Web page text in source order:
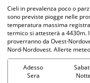
Cieli in prevalenza poco o
sono previste piogge nelle
temperatura massima
termico si attesterà a 4430m.
proverranno da Ovest-
Nord-Nordovest. Allerte
Adesso
Sera
Notte